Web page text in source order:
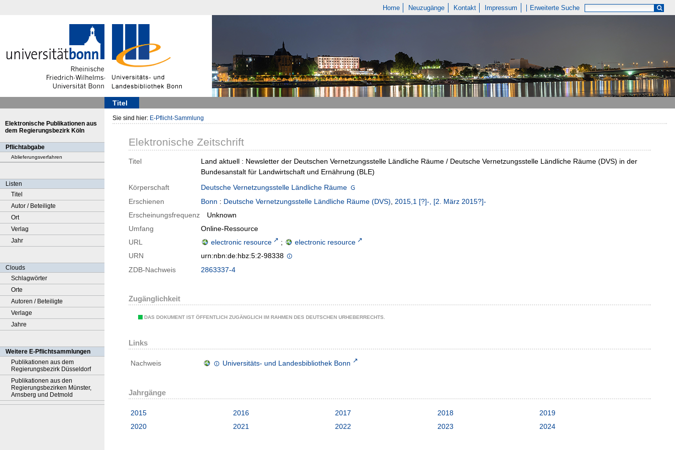
Home Neuzugänge Kontakt Impressum Erweiterte Suche
Titel
Elektronische Publikationen aus
dem Regierungsbezirk Köln
Pflichtabgabe
Ablieferungsverfahren
Listen
Titel
Autor / Beteiligte
Ort
Verlag
Jahr
Clouds
Schlagwörter
Orte
Autoren / Beteiligte
Verlage
Jahre
Weitere E-Pflichtsammlungen
Publikationen aus dem
Regierungsbezirk Düsseldorf
Publikationen aus den
Regierungsbezirken Münster,
Arnsberg und Detmold
Sie sind hier: E-Pflicht-Sammlung
Elektronische Zeitschrift
Titel
Land aktuell : Newsletter der Deutschen Vernetzungsstelle Ländliche Räume / Deutsche Vernetzungsstelle Ländliche Räume (DVS) in der
Bundesanstalt für Landwirtschaft und Ernährung (BLE)
Körperschaft
Deutsche Vernetzungsstelle Ländliche Räume
Erschienen
Bonn : Deutsche Vernetzungsstelle Ländliche Räume (DVS), 2015,1 [?]-, [2. März 2015?]-
Erscheinungsfrequenz
Unknown
Umfang
Online-Ressource
URL
electronic resource ;
electronic resource
URN
urn:nbn:de:hbz:5:2-98338
ZDB-Nachweis
2863337-4
Zugänglichkeit
DAS DOKUMENT IST ÖFFENTLICH ZUGÄNGLICH IM RAHMEN DES DEUTSCHEN URHEBERRECHTS.
Links
Nachweis Universitäts- und Landesbibliothek Bonn
Jahrgänge
2015 2016 2017 2018
2019
2020
2021 2022 2023 2024